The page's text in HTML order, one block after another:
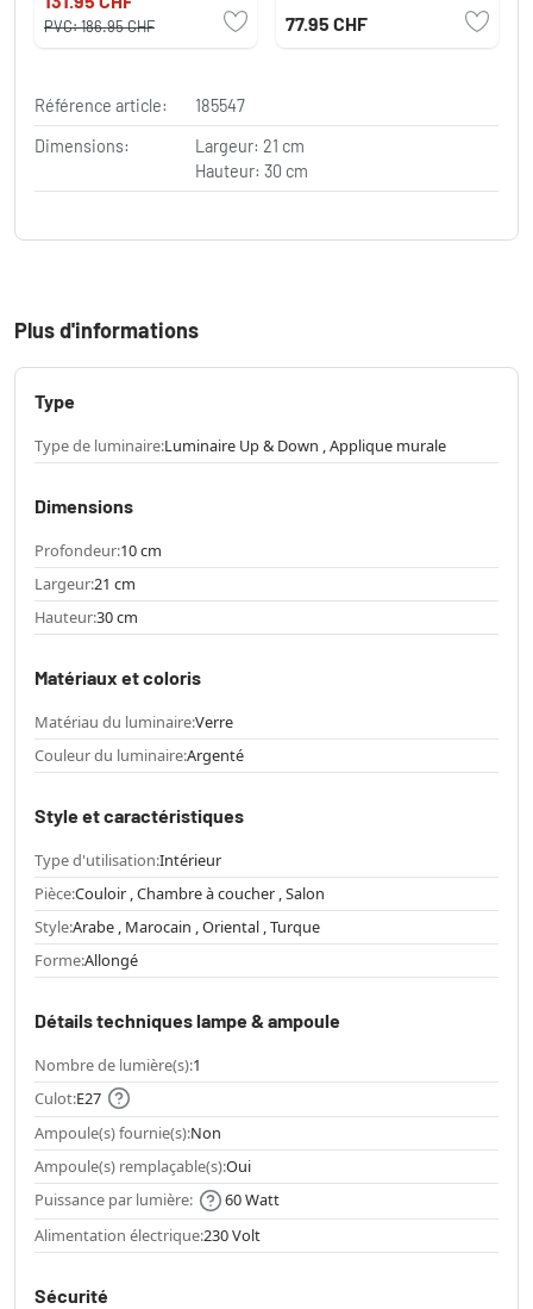
PVC:186.95 CHF 77.95 CHF
Référence article:
185547
Dimensions:
Largeur: 21 cm
Hauteur: 30 cm
Plus d'informations
Type
Type de luminaire:Luminaire Up & Down , Applique murale
Dimensions
Profondeur:10 cm
Largeur:21 cm
Hauteur:30 cm
Matériaux et coloris
Matériau du luminaire:Verre
Couleur du luminaire:Argenté
Style et caractéristiques
Type d'utilisation:Intérieur
Pièce:Couloir , Chambre à coucher , Salon
Style:Arabe , Marocain , Oriental , Turque
Forme:Allongé
Détails techniques lampe & ampoule
Nombre de lumière(s):1
Culot:E27
Ampoule(s) fournie(s):Non
Ampoule(s) remplaçable(s):Oui
Puissance par lumière:
60 Watt
Alimentation électrique:230 Volt
Sécurité